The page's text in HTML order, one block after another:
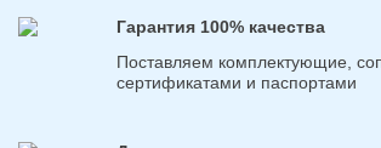
Гарантия 100% качества
Поставляем комплектующие,
сертификатами и паспортами